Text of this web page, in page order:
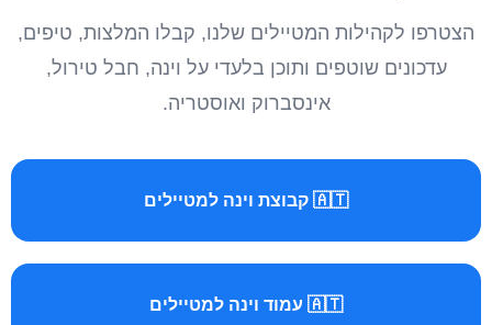
הצטרפו לקהילות המטיילים שלנו, קבלו המלצות, טיפים,
עדכונים שוטפים ותוכן בלעדי על וינה, חבל טירול,
אינסברוק ואוסטריה.
🇦🇹 קבוצת וינה למטיילים
🇦🇹 עמוד וינה למטיילים